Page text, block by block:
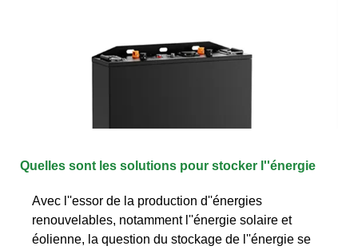
Quelles sont les solutions pour stocker l''énergie
Avec l''essor de la production d''énergies
renouvelables, notamment l''énergie solaire et
éolienne, la question du stockage de l''énergie se